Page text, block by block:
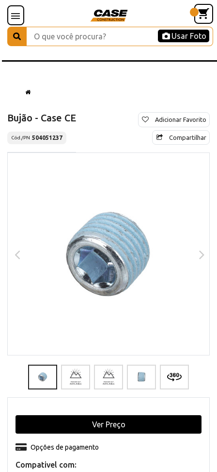
Usar Foto
Bujão - Case CE
Cód./PN 504051237
Adicionar Favorito
Compartilhar
Compativel com:
Opções de pagamento
Ver Preço